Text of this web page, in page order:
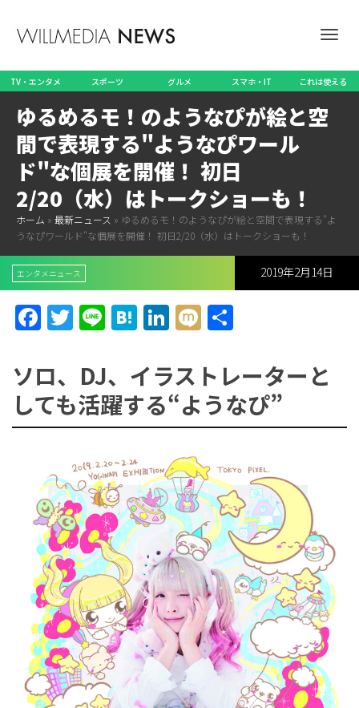
ー
を
切
り
TV・エンタメ スポーツ グルメ スマホ・IT これは使える
ゆるめるモ！のようなぴが絵と空
間で表現する"ようなぴワール
ド"な個展を開催！ 初日
2/20（水）はトークショーも！
ホーム » 最新ニュース » ゆるめるモ！のようなぴが絵と空間で表現する"よ
うなぴワールド"な個展を開催！ 初日2/20（水）はトークショーも！
エンタメニュース 2019年2月14日
Facebook
Twitter
LineHatena
LinkedIn
Mixi
ソロ、DJ、イラストレーターと
しても活躍する“ようなぴ”